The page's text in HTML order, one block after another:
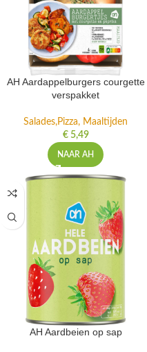
AH Aardappelburgers courgette
verspakket
Salades,Pizza, Maaltijden
€5,49
NAAR AH
AH Aardbeien op sap